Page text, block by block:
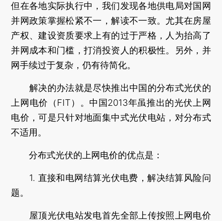
但在各地实际执行中，我们发现各地供电局对国网
并网政策掌握松紧不一，解读不一致。尤其在房屋
产权、建设资质要求上有的过于严格，人为抬高了
并网成本和门槛，打消投资人的积极性。另外，并
网手续过于复杂，仍有待简化。
解决的办法就是尽快推出中国的分布式光伏的
上网电价（FIT）。中国2013年虽推出的光伏上网
电价，可是只针对地面集中式光伏电站，对分布式
不适用。
分布式光伏的上网电价的优点是：
1. 直接和电网结算光伏电费，解决结算风险问
题。
屋顶光伏电站发电首先全部上传按照上网电价